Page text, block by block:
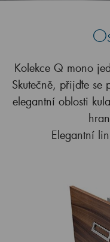
Kolekce Q mono
Skutečně, přijďte se
elegantní oblosti
Elegantní